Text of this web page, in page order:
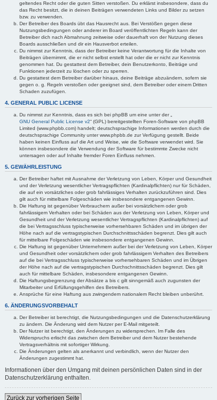
geltendes Recht oder die guten Sitten verstoßen. Du erklärst insbesondere, dass du
das Recht besitzt, die in deinen Beiträgen verwendeten Links und Bilder zu setzen
bzw. zu verwenden.
Der Betreiber des Boards übt das Hausrecht aus. Bei Verstößen gegen diese
Nutzungsbedingungen oder anderer im Board veröffentlichten Regeln kann der
Betreiber dich nach Abmahnung zeitweise oder dauerhaft von der Nutzung dieses
Boards ausschließen und dir ein Hausverbot erteilen.
Du nimmst zur Kenntnis, dass der Betreiber keine Verantwortung für die Inhalte von
Beiträgen übernimmt, die er nicht selbst erstellt hat oder die er nicht zur Kenntnis
genommen hat. Du gestattest dem Betreiber, dein Benutzerkonto, Beiträge und
Funktionen jederzeit zu löschen oder zu sperren.
Du gestattest dem Betreiber darüber hinaus, deine Beiträge abzuändern, sofern sie
gegen o. g. Regeln verstoßen oder geeignet sind, dem Betreiber oder einem Dritten
Schaden zuzufügen.
4. GENERAL PUBLIC LICENSE
Du nimmst zur Kenntnis, dass es sich bei phpBB um eine unter der „
GNU General Public License v2“ (GPL) bereitgestellten Foren-Software von phpBB
Limited (www.phpbb.com) handelt; deutschsprachige Informationen werden durch die
deutschsprachige Community unter www.phpbb.de zur Verfügung gestellt. Beide
haben keinen Einfluss auf die Art und Weise, wie die Software verwendet wird. Sie
können insbesondere die Verwendung der Software für bestimmte Zwecke nicht
untersagen oder auf Inhalte fremder Foren Einfluss nehmen.
5. GEWÄHRLEISTUNG
Der Betreiber haftet mit Ausnahme der Verletzung von Leben, Körper und Gesundheit
und der Verletzung wesentlicher Vertragspflichten (Kardinalpflichten) nur für Schäden,
die auf ein vorsätzliches oder grob fahrlässiges Verhalten zurückzuführen sind. Dies
gilt auch für mittelbare Folgeschäden wie insbesondere entgangenen Gewinn.
Die Haftung ist gegenüber Verbrauchern außer bei vorsätzlichem oder grob
fahrlässigem Verhalten oder bei Schäden aus der Verletzung von Leben, Körper und
Gesundheit und der Verletzung wesentlicher Vertragspflichten (Kardinalpflichten) auf
die bei Vertragsschluss typischerweise vorhersehbaren Schäden und im übrigen der
Höhe nach auf die vertragstypischen Durchschnittsschäden begrenzt. Dies gilt auch
für mittelbare Folgeschäden wie insbesondere entgangenen Gewinn.
Die Haftung ist gegenüber Unternehmern außer bei der Verletzung von Leben, Körper
und Gesundheit oder vorsätzlichem oder grob fahrlässigem Verhalten des Betreibers
auf die bei Vertragsschluss typischerweise vorhersehbaren Schäden und im Übrigen
der Höhe nach auf die vertragstypischen Durchschnittsschäden begrenzt. Dies gilt
auch für mittelbare Schäden, insbesondere entgangenen Gewinn.
Die Haftungsbegrenzung der Absätze a bis c gilt sinngemäß auch zugunsten der
Mitarbeiter und Erfüllungsgehilfen des Betreibers.
Ansprüche für eine Haftung aus zwingendem nationalem Recht bleiben unberührt.
6. ÄNDERUNGSVORBEHALT
Der Betreiber ist berechtigt, die Nutzungsbedingungen und die Datenschutzerklärung
zu ändern. Die Änderung wird dem Nutzer per E-Mail mitgeteilt.
Der Nutzer ist berechtigt, den Änderungen zu widersprechen. Im Falle des
Widerspruchs erlischt das zwischen dem Betreiber und dem Nutzer bestehende
Vertragsverhältnis mit sofortiger Wirkung.
Die Änderungen gelten als anerkannt und verbindlich, wenn der Nutzer den
Änderungen zugestimmt hat.
Informationen über den Umgang mit deinen persönlichen Daten sind in der
Datenschutzerklärung enthalten.
Zurück zur vorherigen Seite